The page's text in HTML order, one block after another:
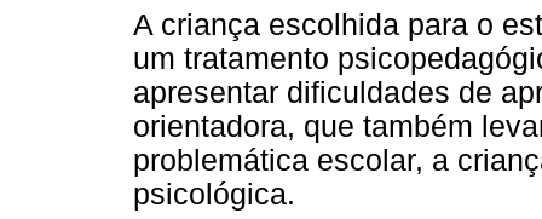
A criança escolhida para o
um tratamento
apresentar dificuldades de
orientadora, que também
problemática escolar, a
psicológica.